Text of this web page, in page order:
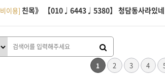
이용] 친목》 【010♩6443♩5380】 청담동사라있
1 2 3 4